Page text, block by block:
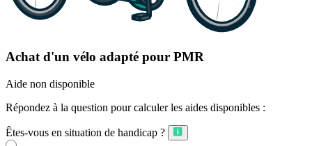
Achat d'un vélo adapté pour PMR
Aide non disponible
Répondez à la question pour calculer les aides disponibles :
Êtes-vous en situation de handicap ?